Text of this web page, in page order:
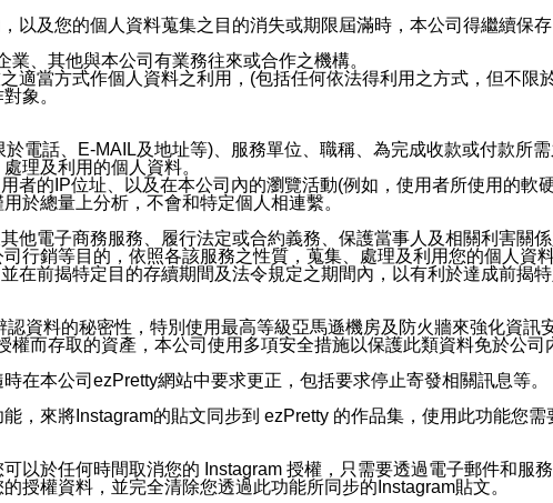
以及您的個人資料蒐集之目的消失或期限屆滿時，本公司得繼續保存
、其他與本公司有業務往來或合作之機構。
適當方式作個人資料之利用，(包括任何依法得利用之方式，但不限
象。
電話、E-MAIL及地址等)、服務單位、職稱、為完成收款或付款所
理及利用的個人資料。
者的IP位址、以及在本公司內的瀏覽活動(例如，使用者所使用的軟
於總量上分析，不會和特定個人相連繫。
他電子商務服務、履行法定或合約義務、保護當事人及相關利害關
行銷等目的，依照各該服務之性質，蒐集、處理及利用您的個人資料
在前揭特定目的存續期間及法令規定之期間內，以有利於達成前揭
資料的秘密性，特別使用最高等級亞馬遜機房及防火牆來強化資訊
而存取的資產，本公司使用多項安全措施以保護此類資料免於公司
在本公司ezPretty網站中要求更正，包括要求停止寄發相關訊息等。
，來將Instagram的貼文同步到 ezPretty 的作品集，使用此功能您
以於任何時間取消您的 Instagram 授權，只需要透過電子郵件和服
授權資料，並完全清除您透過此功能所同步的Instagram貼文。